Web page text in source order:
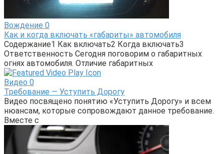
Вождение 0
Как и когда включать «габариты» автомобиля
Содержание1 Как включать2 Когда включать3
Ответственность Сегодня поговорим о габаритных
огнях автомобиля. Отличие габаритных
Видео 0
Требование — Уступить Дорогу
Видео посвящено понятию «Уступить Дорогу» и всем
нюансам, которые сопровождают данное требование.
Вместе с